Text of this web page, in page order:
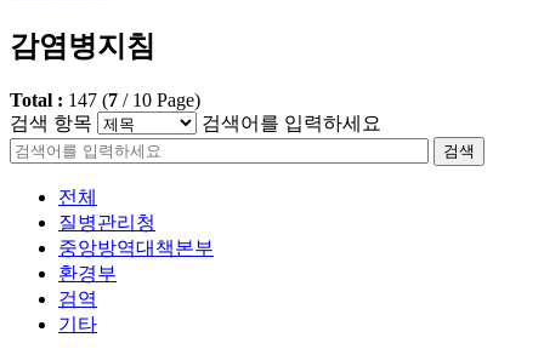
감염병지침
Total : 147 (7 / 10 Page)
검색 항목
검색어를 입력하세요
검색
전체
질병관리청
중앙방역대책본부
환경부
검역
기타